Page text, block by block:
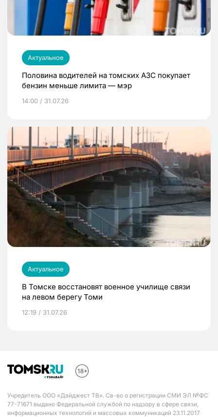
Актуальное
Половина водителей на томских АЗС покупает
бензин меньше лимита — мэр
14:00 / 31.07.26
Актуальное
В Томске восстановят военное училище связи
на левом берегу Томи
12:19 / 31.07.26
Учредитель ООО «Дайджест ТВ». Св-во о регистрации СМИ ЭЛ №ФС
77-71671 выдано Федеральной службой по надзору в сфере связи,
информационных технологий и массовых коммуникаций 23.11.2017